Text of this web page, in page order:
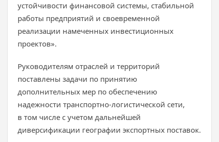
устойчивости финансовой системы, стабильной
работы предприятий и своевременной
реализации намеченных инвестиционных
проектов».
Руководителям отраслей и территорий
поставлены задачи по принятию
дополнительных мер по обеспечению
надежности транспортно-логистической сети,
в том числе с учетом дальнейшей
диверсификации географии экспортных поставок.